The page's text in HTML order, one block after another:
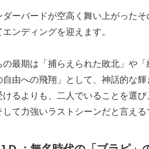
ーバードが空高く舞い上がった
ンディングを迎えます。
最期は「捕らえられた敗北」や
由への飛翔」として、神話的な輝
るよりも、二人でいることを選び
て力強いラストシーンだと言える